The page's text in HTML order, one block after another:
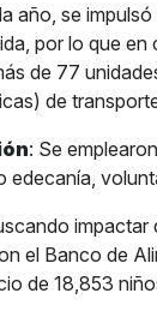
año, se
por lo que
de 77
de
: Se
edecanía,
impactar
el Banco de
de 18,853